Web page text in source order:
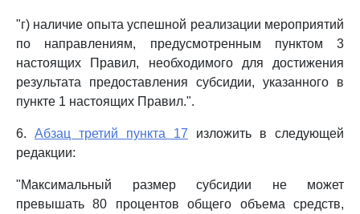
"г) наличие опыта успешной реализации мероприятий
по направлениям, предусмотренным пунктом 3
настоящих Правил, необходимого для достижения
результата предоставления субсидии, указанного в
пункте 1 настоящих Правил.".
6. Абзац третий пункта 17 изложить в следующей
редакции:
"Максимальный размер субсидии не может
превышать 80 процентов общего объема средств,